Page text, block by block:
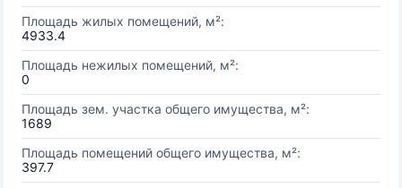
Площадь жилых помещений, м²:
4933.4
Площадь нежилых помещений, м²:
0
Площадь зем. участка общего имущества, м²:
1689
Площадь помещений общего имущества, м²:
397.7